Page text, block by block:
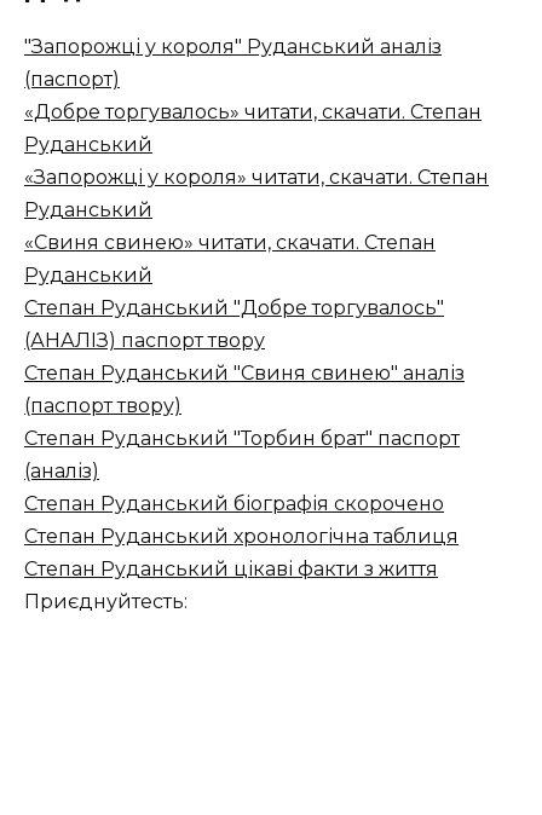
"Запорожці у короля" Руданський аналіз
(паспорт)
«Добре торгувалось» читати, скачати. Степан
Руданський
«Запорожці у короля» читати, скачати. Степан
Руданський
«Свиня свинею» читати, скачати. Степан
Руданський
Степан Руданський "Добре торгувалось"
(АНАЛІЗ) паспорт твору
Степан Руданський "Свиня свинею" аналіз
(паспорт твору)
Степан Руданський "Торбин брат" паспорт
(аналіз)
Степан Руданський біографія скорочено
Степан Руданський хронологічна таблиця
Степан Руданський цікаві факти з життя
Приєднуйтесть: